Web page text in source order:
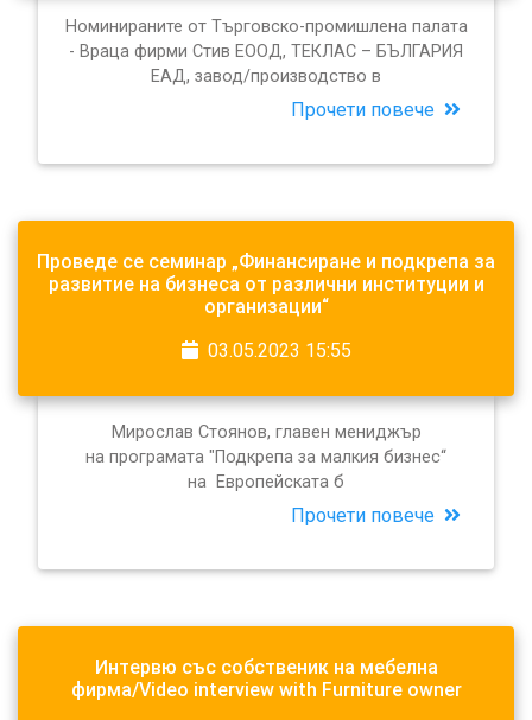
Номинираните от Търговско-промишлена палата
- Враца фирми Стив ЕООД, ТЕКЛАС – БЪЛГАРИЯ
ЕАД, завод/производство в
Прочети повече
Проведе се семинар „Финансиране и подкрепа за
развитие на бизнеса от различни институции и
организации“
03.05.2023 15:55
Мирослав Стоянов, главен мениджър
на програмата "Подкрепа за малкия бизнес“
на Европейската б
Прочети повече
Интервю със собственик на мебелна
фирма/Video interview with Furniture owner